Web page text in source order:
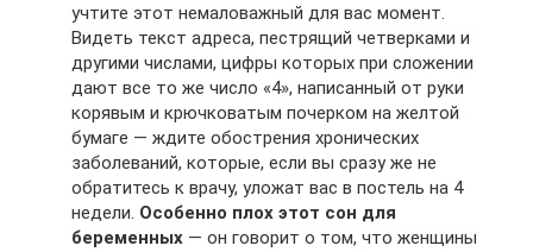
учтите этот немаловажный для вас момент.
Видеть текст адреса, пестрящий четверками и
другими числами, цифры которых при сложении
дают все то же число «4», написанный от руки
корявым и крючковатым почерком на желтой
бумаге — ждите обострения хронических
заболеваний, которые, если вы сразу же не
обратитесь к врачу, уложат вас в постель на 4
недели. Особенно плох этот сон для
беременных — он говорит о том, что женщины